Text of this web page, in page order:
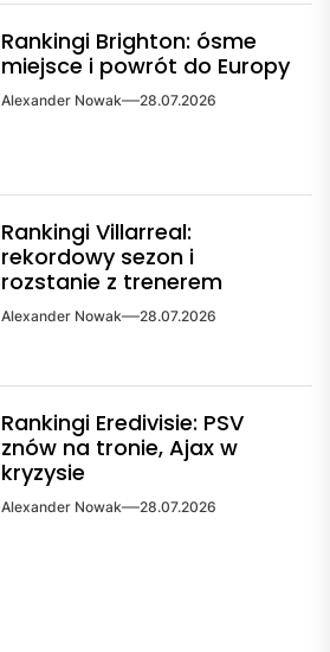
Rankingi Brighton: ósme
miejsce i powrót do Europy
Alexander Nowak 28.07.2026
Rankingi Villarreal:
rekordowy sezon i
rozstanie z trenerem
Alexander Nowak 28.07.2026
Rankingi Eredivisie: PSV
znów na tronie, Ajax w
kryzysie
Alexander Nowak 28.07.2026